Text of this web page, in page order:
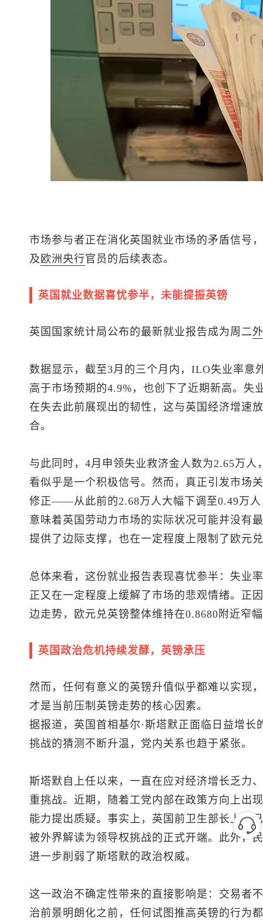
市场参与者正在消化英国就业市场的矛盾信号
及 欧洲央行官员的后续表态。
英国就业数据喜忧参半，未能提振英镑
英国国家统计局公布的最新就业报告成为周二
数据显示，截至3月的三个月内，ILO失业率意
高于市场预期的4.9%，也创下了近期新高。失
在失去此前展现出的韧性，这与英国经济增速
合。
与此同时，4月申领失业救济金人数为2.65万
看似乎是一个积极信号。然而，真正引发市场
修正——从此前的2.68万人大幅下调至0.49万
意味着英国劳动力市场的实际状况可能并没有
提供了边际支撑，也在一定程度上限制了欧元
总体来看，这份就业报告表现喜忧参半：失业
正又在一定程度上缓解了市场的悲观情绪。正
边走势，欧元兑英镑整体维持在0.8680附近窄
英国政治危机持续发酵，英镑承压
然而，任何有意义的英镑升值似乎都难以实现
才是当前压制英镑走势的核心因素。
据报道，英国首相基尔·斯塔默正面临日益增
挑战的猜测不断升温，党内关系也趋于紧张。
斯塔默自上任以来，一直在应对经济增长乏力
重挑战。近期，随着工党内部在政策方向上出
能力提出质疑。事实上，英国前卫生部长上周
被外界解读为领导权挑战的正式开端。此外，
进一步削弱了斯塔默的政治权威。
这一政治不确定性带来的直接影响是：交易者
治前景明朗化之前，任何试图推高英镑的行为